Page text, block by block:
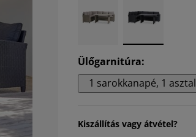
Ülőgarnitúra:
1 sarokkanapé, 1 asztal
Kiszállítás vagy átvétel?